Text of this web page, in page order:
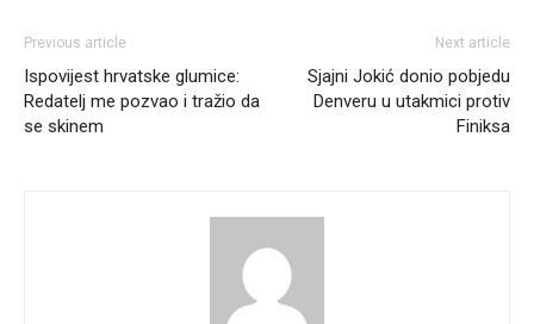
Previous article
Ispovijest hrvatske glumice:
Redatelj me pozvao i tražio da
se skinem
Next article
Sjajni Jokić donio pobjedu
Denveru u utakmici protiv
Finiksa